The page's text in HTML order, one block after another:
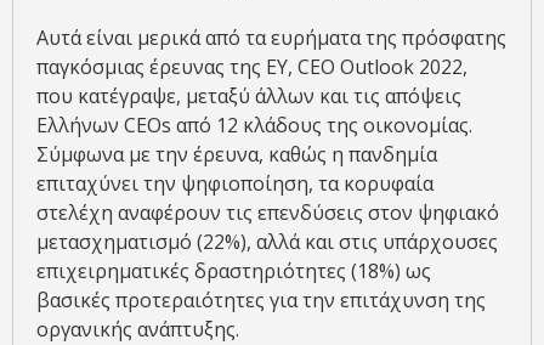
Αυτά είναι μερικά από τα ευρήματα της πρόσφατης
παγκόσμιας έρευνας της ΕΥ, CEO Outlook 2022,
που κατέγραψε, μεταξύ άλλων και τις απόψεις
Ελλήνων CEOs από 12 κλάδους της οικονομίας.
Σύμφωνα με την έρευνα, καθώς η πανδημία
επιταχύνει την ψηφιοποίηση, τα κορυφαία
στελέχη αναφέρουν τις επενδύσεις στον ψηφιακό
μετασχηματισμό (22%), αλλά και στις υπάρχουσες
επιχειρηματικές δραστηριότητες (18%) ως
βασικές προτεραιότητες για την επιτάχυνση της
οργανικής ανάπτυξης.